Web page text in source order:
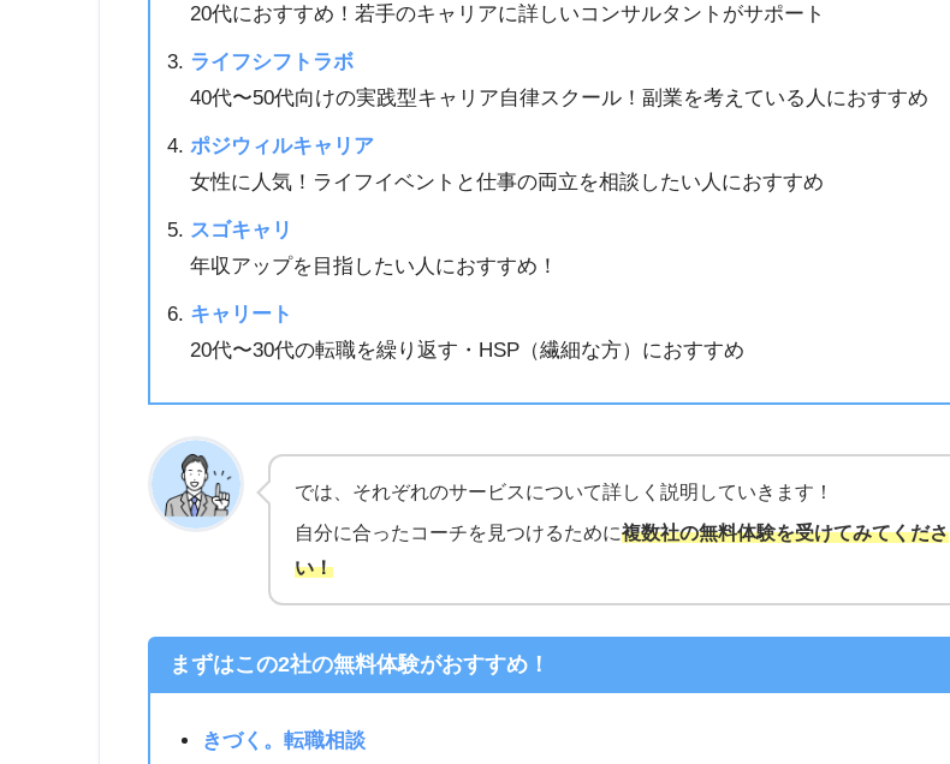
20代におすすめ！若手のキャリアに詳しいコンサルタントがサポート
ライフシフトラボ
40代〜50代向けの実践型キャリア自律スクール！副業を考えている人におすすめ
ポジウィルキャリア
女性に人気！ライフイベントと仕事の両立を相談したい人におすすめ
スゴキャリ
年収アップを目指したい人におすすめ！
キャリート
20代〜30代の転職を繰り返す・HSP（繊細な方）におすすめ
では、それぞれのサービスについて詳しく説明していきます！
自分に合ったコーチを見つけるために複数社の無料体験を受けてみてくださ
い！
まずはこの2社の無料体験がおすすめ！
きづく。転職相談